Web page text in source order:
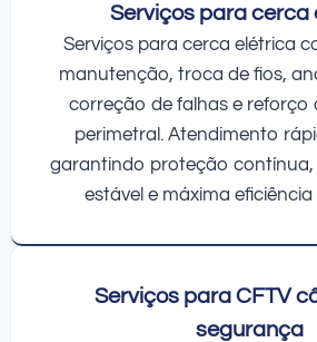
Serviços para cerca
Serviços para cerca elétrica
manutenção, troca de fios,
correção de falhas e reforço
perimetral. Atendimento
garantindo proteção
estável e máxima
Serviços para CFTV
segurança